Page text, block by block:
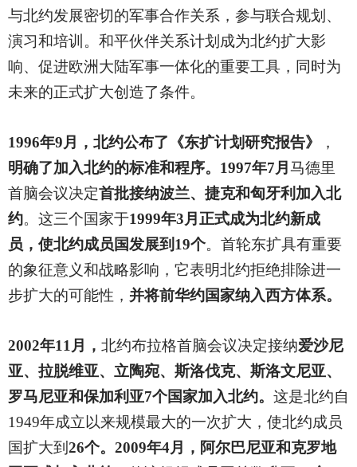
与北约发展密切的军事合作关系，参与联合规划、
演习和培训。和平伙伴关系计划成为北约扩大影
响、促进欧洲大陆军事一体化的重要工具，同时为
未来的正式扩大创造了条件。
1996年9月，北约公布了《东扩计划研究报告》
，
明确了加入北约的标准和程序。1997年7月 马德里
首脑会议决定首批接纳波兰、捷克和匈牙利加入北
约。这三个国家于1999年3月正式成为北约新成
员，使北约成员国发展到19个。首轮东扩具有重要
的象征意义和战略影响，它表明北约拒绝排除进一
步扩大的可能性， 并将前华约国家纳入西方体系。
2002年11月， 北约布拉格首脑会议决定接纳爱沙尼
亚、拉脱维亚、立陶宛、斯洛伐克、斯洛文尼亚、
罗马尼亚和保加利亚7个国家加入北约。 这是北约自
1949年成立以来规模最大的一次扩大，使北约成员
国扩大到 26个。2009年4月，阿尔巴尼亚和克罗地